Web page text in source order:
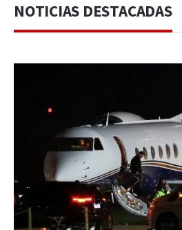
NOTICIAS DESTACADAS